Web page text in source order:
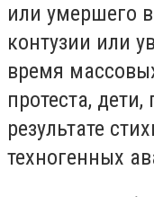
или умершего
контузии или
время
протеста,
результате
техногенных